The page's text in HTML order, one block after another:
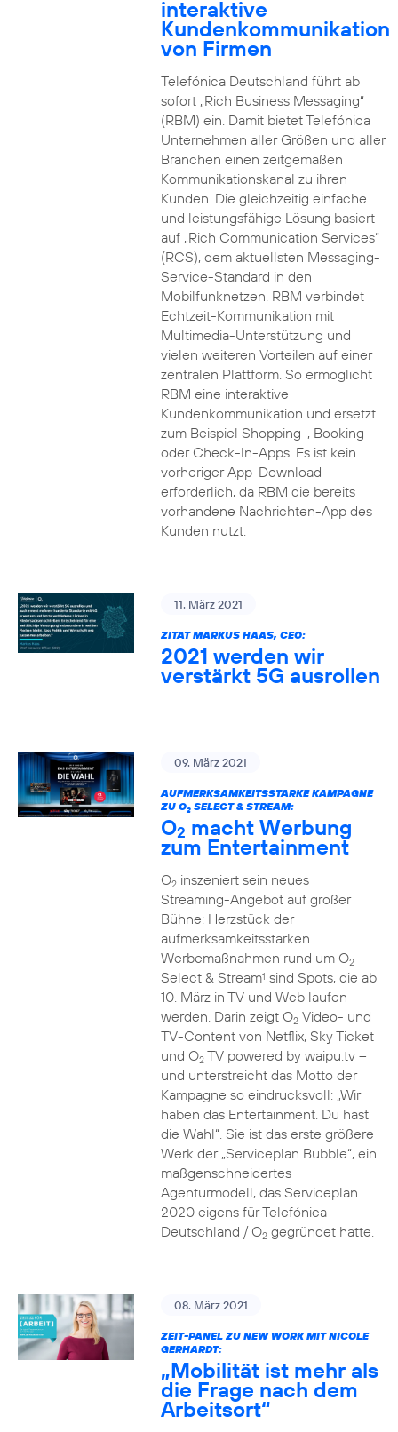
interaktive
Kundenkommunikation
von Firmen
Telefónica Deutschland führt ab
sofort „Rich Business Messaging“
(RBM) ein. Damit bietet Telefónica
Unternehmen aller Größen und aller
Branchen einen zeitgemäßen
Kommunikationskanal zu ihren
Kunden. Die gleichzeitig einfache
und leistungsfähige Lösung basiert
auf „Rich Communication Services“
(RCS), dem aktuellsten Messaging-
Service-Standard in den
Mobilfunknetzen. RBM verbindet
Echtzeit-Kommunikation mit
Multimedia-Unterstützung und
vielen weiteren Vorteilen auf einer
zentralen Plattform. So ermöglicht
RBM eine interaktive
Kundenkommunikation und ersetzt
zum Beispiel Shopping-, Booking-
oder Check-In-Apps. Es ist kein
vorheriger App-Download
erforderlich, da RBM die bereits
vorhandene Nachrichten-App des
Kunden nutzt.
11. März 2021
ZITAT MARKUS HAAS, CEO:
2021 werden wir
verstärkt 5G ausrollen
09. März 2021
AUFMERKSAMKEITSSTARKE KAMPAGNE
ZU O2SELECT & STREAM:
O2 macht Werbung
zum Entertainment
O2inszeniert sein neues
Streaming-Angebot auf großer
Bühne: Herzstück der
aufmerksamkeitsstarken
Werbemaßnahmen rund um O2
Select & Stream1 sind Spots, die ab
10. März in TV und Web laufen
werden. Darin zeigt O2Video- und
TV-Content von Netflix, Sky Ticket
und O2TV powered by waipu.tv –
und unterstreicht das Motto der
Kampagne so eindrucksvoll: „Wir
haben das Entertainment. Du hast
die Wahl“. Sie ist das erste größere
Werk der „Serviceplan Bubble“, ein
maßgenschneidertes
Agenturmodell, das Serviceplan
2020 eigens für Telefónica
Deutschland / O2gegründet hatte.
08. März 2021
ZEIT-PANEL ZU NEW WORK MIT NICOLE
GERHARDT:
„Mobilität ist mehr als
die Frage nach dem
Arbeitsort“